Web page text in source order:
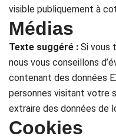
visible publiquement à
Médias
Texte suggéré : Si vous
nous vous conseillons
contenant des données
personnes visitant votre
extraire des données de
Cookies